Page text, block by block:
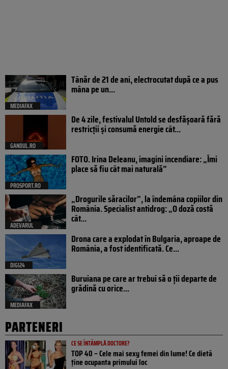
MEDIAFAX
Tânăr de 21 de ani, electrocutat după ce a pus
mâna pe un...
GANDUL.RO
De 4 zile, festivalul Untold se desfășoară fără
restricții și consumă energie cât...
PROSPORT.RO
FOTO. Irina Deleanu, imagini incendiare: „Îmi
place să fiu cât mai naturală”
ADEVARUL
„Drogurile săracilor”, la îndemâna copiilor din
România. Specialist antidrog: „O doză costă
cât...
DIGI24
Drona care a explodat în Bulgaria, aproape de
România, a fost identificată. Ce...
MEDIAFAX
Buruiana pe care ar trebui să o ții departe de
grădină cu orice...
PARTENERI
CE SE ÎNTÂMPLĂ DOCTORE?
TOP 40 – Cele mai sexy femei din lume! Ce dietă
ține ocupanta primului loc